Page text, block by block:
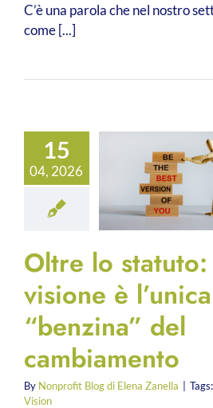
C’è una parola che nel nostro
come [...]
15
04, 2026
Oltre lo
visione è
“benzina” del
cambiamento
By Nonprofit Blog di Elena Zanella Tags:
Vision